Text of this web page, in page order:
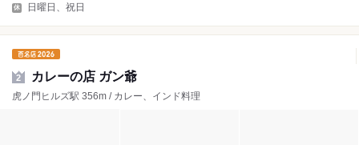
日曜日、祝日
2 カレーの店 ガン爺
虎ノ門ヒルズ駅 356m / カレー、インド料理